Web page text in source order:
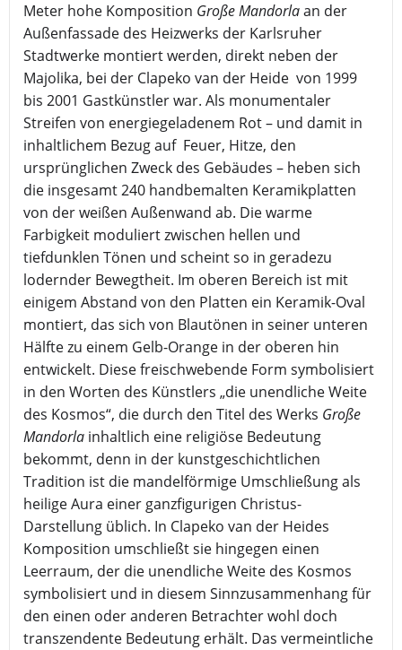
Meter hohe Komposition Große Mandorlaan der
Außenfassade des Heizwerks der Karlsruher
Stadtwerke montiert werden, direkt neben der
Majolika, bei der Clapeko van der Heide von 1999
bis 2001 Gastkünstler war. Als monumentaler
Streifen von energiegeladenem Rot – und damit in
inhaltlichem Bezug auf Feuer, Hitze, den
ursprünglichen Zweck des Gebäudes – heben sich
die insgesamt 240 handbemalten Keramikplatten
von der weißen Außenwand ab. Die warme
Farbigkeit moduliert zwischen hellen und
tiefdunklen Tönen und scheint so in geradezu
lodernder Bewegtheit. Im oberen Bereich ist mit
einigem Abstand von den Platten ein Keramik-Oval
montiert, das sich von Blautönen in seiner unteren
Hälfte zu einem Gelb-Orange in der oberen hin
entwickelt. Diese freischwebende Form symbolisiert
in den Worten des Künstlers „die unendliche Weite
des Kosmos“, die durch den Titel des Werks Große
Mandorla inhaltlich eine religiöse Bedeutung
bekommt, denn in der kunstgeschichtlichen
Tradition ist die mandelförmige Umschließung als
heilige Aura einer ganzfigurigen Christus-
Darstellung üblich. In Clapeko van der Heides
Komposition umschließt sie hingegen einen
Leerraum, der die unendliche Weite des Kosmos
symbolisiert und in diesem Sinnzusammenhang für
den einen oder anderen Betrachter wohl doch
transzendente Bedeutung erhält. Das vermeintliche